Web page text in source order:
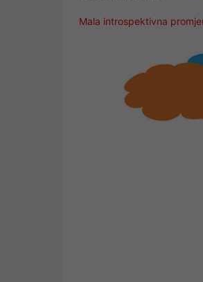
Mala introspektivna